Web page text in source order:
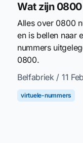
Wat zijn
Alles over 0800
en is bellen naar
nummers
0800.
Belfabriek / 11
virtuele-nummers